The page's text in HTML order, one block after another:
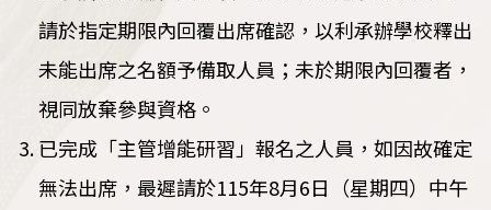
請於指定期限內回覆出席確認，以利承辦學校釋出
未能出席之名額予備取人員；未於期限內回覆者，
視同放棄參與資格。
已完成「主管增能研習」報名之人員，如因故確定
無法出席，最遲請於115年8月6日（星期四）中午